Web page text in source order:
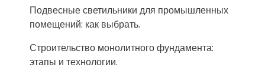
Подвесные светильники для промышленных
помещений: как выбрать.
Строительство монолитного фундамента:
этапы и технологии.